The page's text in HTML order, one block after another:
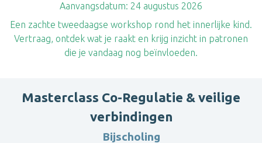
Aanvangsdatum: 24 augustus 2026
Een zachte tweedaagse workshop rond het innerlijke kind.
Vertraag, ontdek wat je raakt en krijg inzicht in patronen
die je vandaag nog beïnvloeden.
Masterclass Co-Regulatie & veilige
verbindingen
Bijscholing